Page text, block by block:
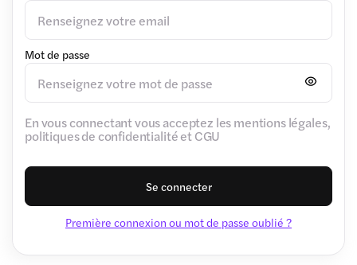
Mot de passe
En vous connectant vous acceptez les mentions légales,
politiques de confidentialité et CGU
Se connecter
Première connexion ou mot de passe oublié ?